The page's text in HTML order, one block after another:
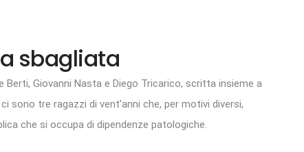
sbagliata
Berti, Giovanni Nasta e Diego Tricarico, scritta insieme a
sono tre ragazzi di vent’anni che, per motivi diversi,
che si occupa di dipendenze patologiche.